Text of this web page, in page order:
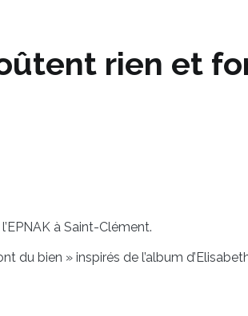
rien et
à Saint-Clément.
du bien » inspirés de l’album